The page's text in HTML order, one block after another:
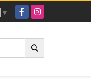
▼ FacebookInstagram